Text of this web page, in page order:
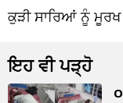
ਕੁੜੀ ਸਾਰਿਆਂ ਨੂੰ ਮੂਰਖ
ਇਹ ਵੀ ਪੜ੍ਹੋ